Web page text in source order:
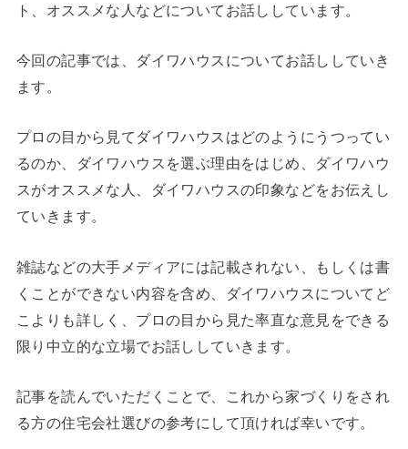
ト、オススメな人などについてお話ししています。
今回の記事では、ダイワハウスについてお話ししていき
ます。
プロの目から見てダイワハウスはどのようにうつってい
るのか、ダイワハウスを選ぶ理由をはじめ、ダイワハウ
スがオススメな人、ダイワハウスの印象などをお伝えし
ていきます。
雑誌などの大手メディアには記載されない、もしくは書
くことができない内容を含め、ダイワハウスについてど
こよりも詳しく、プロの目から見た率直な意見をできる
限り中立的な立場でお話ししていきます。
記事を読んでいただくことで、これから家づくりをされ
る方の住宅会社選びの参考にして頂ければ幸いです。